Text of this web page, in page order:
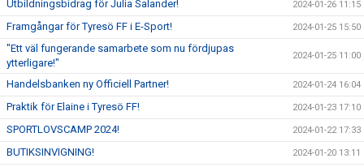
Utbildningsbidrag för Julia Salander! 2024-01-26 11:15
Framgångar för Tyresö FF i E-Sport! 2024-01-25 15:50
"Ett väl fungerande samarbete som nu fördjupas
ytterligare!"
2024-01-25 11:00
Handelsbanken ny Officiell Partner! 2024-01-24 16:04
Praktik för Elaine i Tyresö FF! 2024-01-23 17:10
SPORTLOVSCAMP 2024! 2024-01-22 17:33
BUTIKSINVIGNING! 2024-01-20 13:11